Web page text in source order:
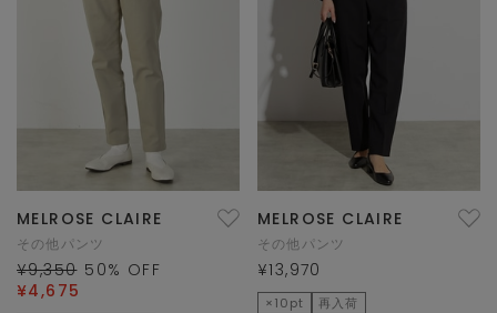
MELROSE CLAIRE
その他パンツ
¥9,350 50% OFF
¥4,675
MELROSE CLAIRE
その他パンツ
¥13,970
×10pt 再入荷